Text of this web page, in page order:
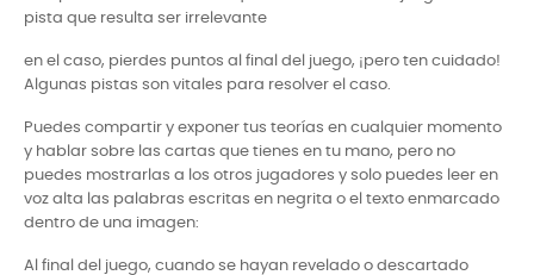
pista que resulta ser irrelevante
en el caso, pierdes puntos al final del juego, ¡pero ten cuidado!
Algunas pistas son vitales para resolver el caso.
Puedes compartir y exponer tus teorías en cualquier momento
y hablar sobre las cartas que tienes en tu mano, pero no
puedes mostrarlas a los otros jugadores y solo puedes leer en
voz alta las palabras escritas en negrita o el texto enmarcado
dentro de una imagen:
Al final del juego, cuando se hayan revelado o descartado